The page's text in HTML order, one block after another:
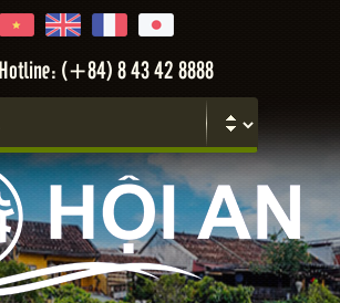
Hotline: (+84) 8 43 42 8888